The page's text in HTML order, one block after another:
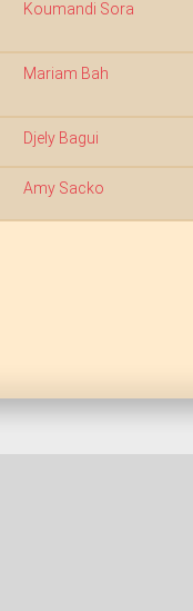
Koumandi Sora
Mariam Bah
Djely Bagui
Amy Sacko